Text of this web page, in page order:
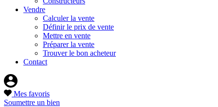
Vendre
Calculer la vente
Définir le prix de vente
Mettre en vente
Préparer la vente
Trouver le bon acheteur
Contact
Mes favoris
Soumettre un bien